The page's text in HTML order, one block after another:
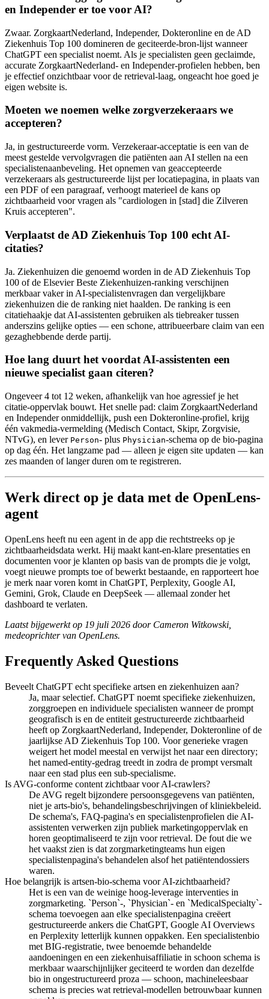
en Independer er toe voor AI?
Zwaar. ZorgkaartNederland, Independer, Dokteronline en de AD
Ziekenhuis Top 100 domineren de geciteerde-bron-lijst wanneer
ChatGPT een specialist noemt. Als je specialisten geen geclaimde,
accurate ZorgkaartNederland- en Independer-profielen hebben, ben
je effectief onzichtbaar voor de retrieval-laag, ongeacht hoe goed je
eigen website is.
Moeten we noemen welke zorgverzekeraars we
accepteren?
Ja, in gestructureerde vorm. Verzekeraar-acceptatie is een van de
meest gestelde vervolgvragen die patiënten aan AI stellen na een
specialistenaanbeveling. Het opnemen van geaccepteerde
verzekeraars als gestructureerde lijst per locatiepagina, in plaats van
een PDF of een paragraaf, verhoogt materieel de kans op
zichtbaarheid voor vragen als "cardiologen in [stad] die Zilveren
Kruis accepteren".
Verplaatst de AD Ziekenhuis Top 100 echt AI-
citaties?
Ja. Ziekenhuizen die genoemd worden in de AD Ziekenhuis Top
100 of de Elsevier Beste Ziekenhuizen-ranking verschijnen
merkbaar vaker in AI-specialistenvragen dan vergelijkbare
ziekenhuizen die de ranking niet haalden. De ranking is een
citatiehaakje dat AI-assistenten gebruiken als tiebreaker tussen
anderszins gelijke opties — een schone, attribueerbare claim van een
gezaghebbende derde partij.
Hoe lang duurt het voordat AI-assistenten een
nieuwe specialist gaan citeren?
Ongeveer 4 tot 12 weken, afhankelijk van hoe agressief je het
citatie-oppervlak bouwt. Het snelle pad: claim ZorgkaartNederland
en Independer onmiddellijk, push een Dokteronline-profiel, krijg
één vakmedia-vermelding (Medisch Contact, Skipr, Zorgvisie,
NTvG), en lever Person- plus Physician-schema op de bio-pagina
op dag één. Het langzame pad — alleen je eigen site updaten — kan
zes maanden of langer duren om te registreren.
Werk direct op je data met de OpenLens-
agent
OpenLens heeft nu een agent in de app die rechtstreeks op je
zichtbaarheidsdata werkt. Hij maakt kant-en-klare presentaties en
documenten voor je klanten op basis van de prompts die je volgt,
voegt nieuwe prompts toe of bewerkt bestaande, en rapporteert hoe
je merk naar voren komt in ChatGPT, Perplexity, Google AI,
Gemini, Grok, Claude en DeepSeek — allemaal zonder het
dashboard te verlaten.
Laatst bijgewerkt op 19 juli 2026 door Cameron Witkowski,
medeoprichter van OpenLens.
Frequently Asked Questions
Beveelt ChatGPT echt specifieke artsen en ziekenhuizen aan?
Ja, maar selectief. ChatGPT noemt specifieke ziekenhuizen,
zorggroepen en individuele specialisten wanneer de prompt
geografisch is en de entiteit gestructureerde zichtbaarheid
heeft op ZorgkaartNederland, Independer, Dokteronline of de
jaarlijkse AD Ziekenhuis Top 100. Voor generieke vragen
weigert het model meestal en verwijst het naar een directory;
het named-entity-gedrag treedt in zodra de prompt versmalt
naar een stad plus een sub-specialisme.
Is AVG-conforme content zichtbaar voor AI-crawlers?
De AVG regelt bijzondere persoonsgegevens van patiënten,
niet je arts-bio's, behandelingsbeschrijvingen of kliniekbeleid.
De schema's, FAQ-pagina's en specialistenprofielen die AI-
assistenten verwerken zijn publiek marketingoppervlak en
horen geoptimaliseerd te zijn voor retrieval. De fout die we
het vaakst zien is dat zorgmarketingteams hun eigen
specialistenpagina's behandelen alsof het patiëntendossiers
waren.
Hoe belangrijk is artsen-bio-schema voor AI-zichtbaarheid?
Het is een van de weinige hoog-leverage interventies in
zorgmarketing. `Person`-, `Physician`- en `MedicalSpecialty`-
schema toevoegen aan elke specialistenpagina creëert
gestructureerde ankers die ChatGPT, Google AI Overviews
en Perplexity letterlijk kunnen oppakken. Een specialistenbio
met BIG-registratie, twee benoemde behandelde
aandoeningen en een ziekenhuisaffiliatie in schoon schema is
merkbaar waarschijnlijker geciteerd te worden dan dezelfde
bio in ongestructureerd proza — schoon, machineleesbaar
schema is precies wat retrieval-modellen betrouwbaar kunnen